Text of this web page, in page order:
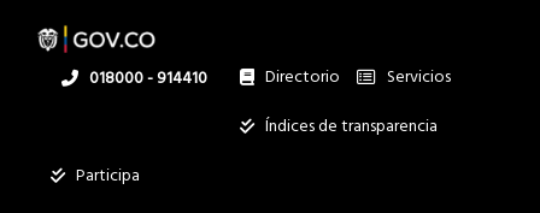
contenido
Linea
018000 - 914410 Directorio
Institucional
Servicios
Índices de transparencia
Participa
registros